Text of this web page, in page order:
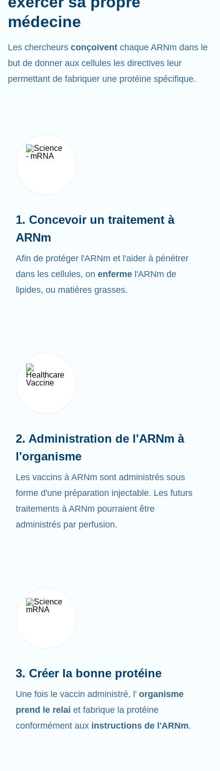
médecine
but de donner aux cellules les directives leur
permettant de fabriquer une protéine spécifique.
ARNm
Afin de protéger l'ARNm et l'aider à pénétrer
dans les cellules, onenferme l'ARNm de
lipides, ou matières grasses.
l'organisme
Les vaccins à ARNm sont administrés sous
forme d'une préparation injectable. Les futurs
traitements à ARNm pourraient être
administrés par perfusion.
Une fois le vaccin administré, l'organisme
prend le relaiet fabrique la protéine
conformément auxinstructions de l'ARNm